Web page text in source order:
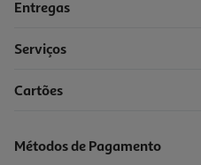
Entregas
Serviços
Cartões
Métodos de Pagamento